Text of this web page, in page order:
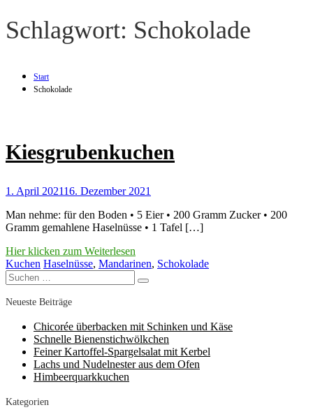
Schlagwort: Schokolade
Start
Schokolade
Kiesgrubenkuchen
1. April 202116. Dezember 2021
Man nehme: für den Boden • 5 Eier • 200 Gramm Zucker • 200
Gramm gemahlene Haselnüsse • 1 Tafel […]
Hier klicken zum Weiterlesen
Kuchen Haselnüsse, Mandarinen, Schokolade
Suchen
nach:
Suchen
Neueste Beiträge
Chicorée überbacken mit Schinken und Käse
Schnelle Bienenstichwölkchen
Feiner Kartoffel-Spargelsalat mit Kerbel
Lachs und Nudelnester aus dem Ofen
Himbeerquarkkuchen
Kategorien